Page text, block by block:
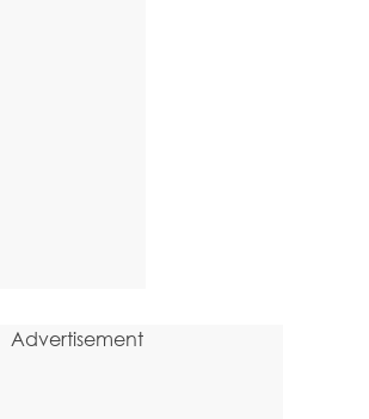
Advertisement